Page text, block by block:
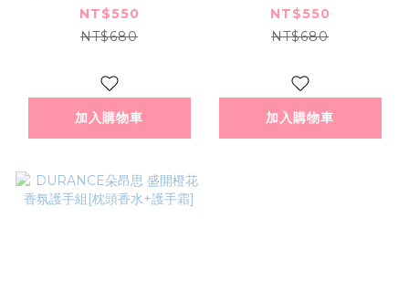
NT$550
NT$680
加入購物車
(50ml)
NT$550
NT$680
加入購物車